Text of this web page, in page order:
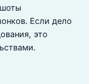
Если дело
это